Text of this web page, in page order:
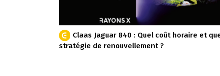
Claas Jaguar 840 : Quel coût horaire et
stratégie de renouvellement ?